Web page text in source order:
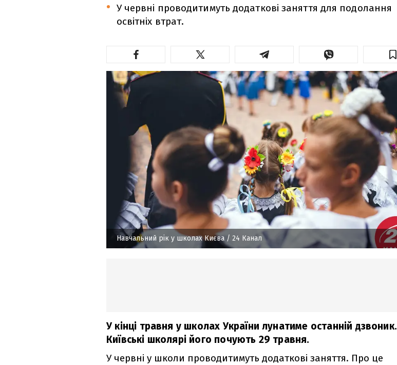
У червні проводитимуть додаткові заняття для подолання
освітніх втрат.
Навчальний рік у школах Києва / 24 Канал
У кінці травня у школах України лунатиме останній дзвоник.
Київські школярі його почують 29 травня.
У червні у школи проводитимуть додаткові заняття. Про це